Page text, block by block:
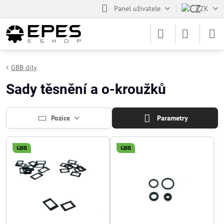
Panel uživatele CZK
GBB díly
Sady těsnění a o-kroužků
Pozice Parametry
GBB GBB